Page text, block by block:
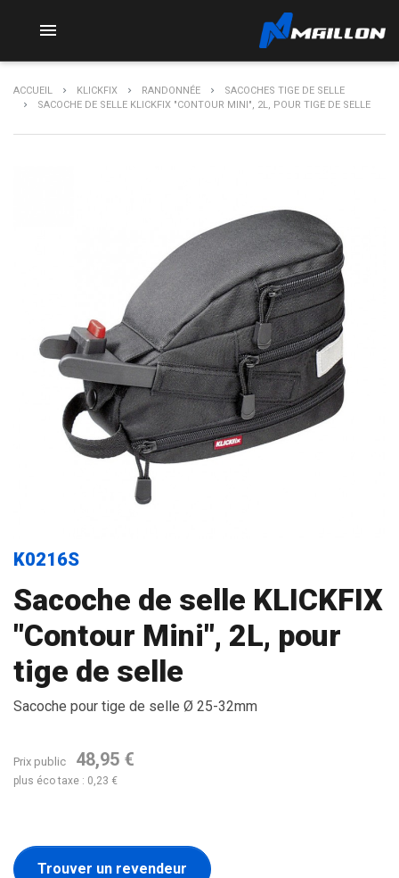

ACCUEIL KLICKFIX RANDONNÉE
SACOCHES TIGE DE SELLE
SACOCHE DE SELLE KLICKFIX "CONTOUR MINI", 2L, POUR TIGE DE SELLE
K0216S
Sacoche de selle KLICKFIX
"Contour Mini", 2L, pour
tige de selle
Sacoche pour tige de selle Ø 25-32mm
Prix public 48,95 €
plus éco taxe : 0,23 €
Trouver un revendeur